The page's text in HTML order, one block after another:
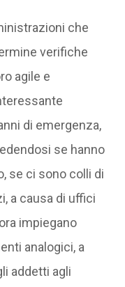
che
verifiche
agile e
di emergenza,
se hanno
se ci sono colli di
a causa di uffici
impiegano
analogici, a
addetti agli